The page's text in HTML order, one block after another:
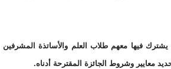
يشترك فيها معهم طلاب العلم والأساتذة المشرفين
معايير وشروط الجائزة المقترحة أدناه.